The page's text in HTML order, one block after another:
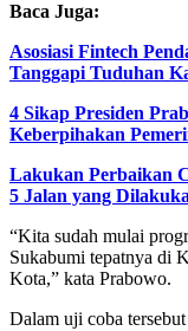
Baca Juga:
Asosiasi Fintech
Tanggapi Tuduhan
4 Sikap Presiden
Keberpihakan
Lakukan Perbaikan
5 Jalan yang
“Kita sudah mulai
Sukabumi tepatnya di
Kota,” kata Prabowo.
Dalam uji coba